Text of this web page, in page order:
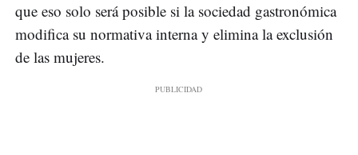
que eso solo será posible si la sociedad gastronómica
modifica su normativa interna y elimina la exclusión
de las mujeres.